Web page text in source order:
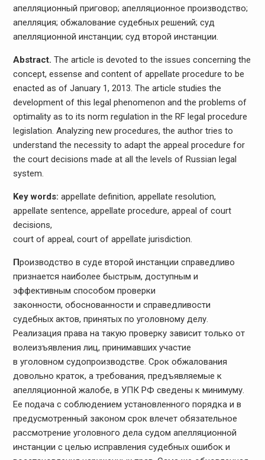
апелляционный приговор; апелляционное производство;
апелляция; обжалование судебных решений; суд
апелляционной инстанции; суд второй инстанции.
Abstract. The article is devoted to the issues concerning the
concept, essense and content of appellate procedure to be
enacted as of January 1, 2013. The article studies the
development of this legal phenomenon and the problems of
optimality as to its norm regulation in the RF legal procedure
legislation. Analyzing new procedures, the author tries to
understand the necessity to adapt the appeal procedure for
the court decisions made at all the levels of Russian legal
system.
Key words: appellate definition, appellate resolution,
appellate sentence, appellate procedure, appeal of court
decisions,
court of appeal, court of appellate jurisdiction.
Производство в суде второй инстанции справедливо
признается наиболее быстрым, доступным и
эффективным способом проверки
законности, обоснованности и справедливости
судебных актов, принятых по уголовному делу.
Реализация права на такую проверку зависит только от
волеизъявления лиц, принимавших участие
в уголовном судопроизводстве. Срок обжалования
довольно краток, а требования, предъявляемые к
апелляционной жалобе, в УПК РФ сведены к минимуму.
Ее подача с соблюдением установленного порядка и в
предусмотренный законом срок влечет обязательное
рассмотрение уголовного дела судом апелляционной
инстанции с целью исправления судебных ошибок и